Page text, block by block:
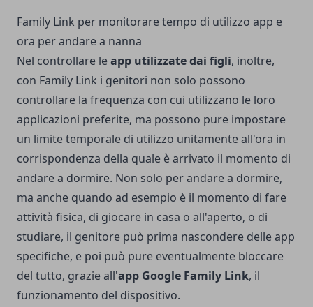
Family Link per monitorare tempo di utilizzo app e
ora per andare a nanna
Nel controllare leapp utilizzate dai figli, inoltre,
con Family Link i genitori non solo possono
controllare la frequenza con cui utilizzano le loro
applicazioni preferite, ma possono pure impostare
un limite temporale di utilizzo unitamente all'ora in
corrispondenza della quale è arrivato il momento di
andare a dormire. Non solo per andare a dormire,
ma anche quando ad esempio è il momento di fare
attività fisica, di giocare in casa o all'aperto, o di
studiare, il genitore può prima nascondere delle app
specifiche, e poi può pure eventualmente bloccare
del tutto, grazie all'app Google Family Link, il
funzionamento del dispositivo.